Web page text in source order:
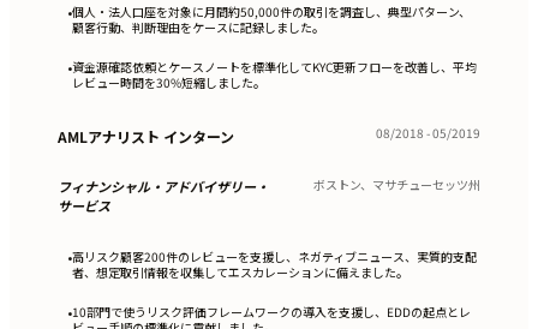
•個人・法人口座を対象に月間約50,000件の取引を調査し、典型パターン、
顧客行動、判断理由をケースに記録しました。
•資金源確認依頼とケースノートを標準化してKYC更新フローを改善し、平均
レビュー時間を30%短縮しました。
AMLアナリスト インターン 08/2018 - 05/2019
フィナンシャル・アドバイザリー・
サービス
ボストン、マサチューセッツ州
•高リスク顧客200件のレビューを支援し、ネガティブニュース、実質的支配
者、想定取引情報を収集してエスカレーションに備えました。
•10部門で使うリスク評価フレームワークの導入を支援し、EDDの起点とレ